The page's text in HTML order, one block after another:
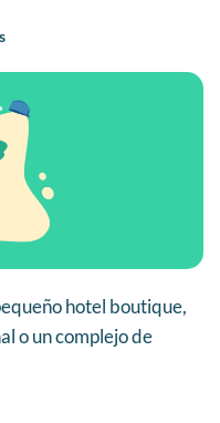
hotel boutique,
o un complejo de